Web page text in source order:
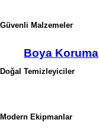
Boya Koruma
Güvenli Malzemeler
Doğal Temizleyiciler
Modern Ekipmanlar